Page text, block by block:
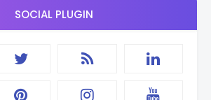
SOCIAL PLUGIN